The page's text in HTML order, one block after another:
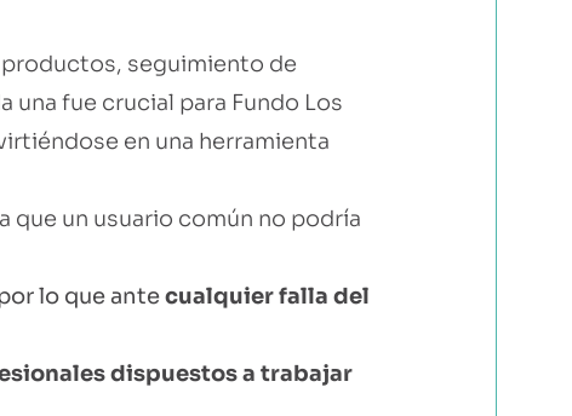
seguimiento de
una fue crucial para Fundo Los
en una herramienta
que un usuario común no podría
lo que antecualquier falla del
dispuestos a trabajar